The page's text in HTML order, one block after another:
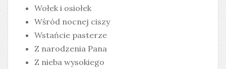
Wołek i osiołek
Wśród nocnej ciszy
Wstańcie pasterze
Z narodzenia Pana
Z nieba wysokiego